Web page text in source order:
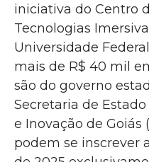
iniciativa do Centro
Tecnologias
Universidade
mais de R$ 40 mil
são do governo
Secretaria de
e Inovação de Goiás
podem se inscrever